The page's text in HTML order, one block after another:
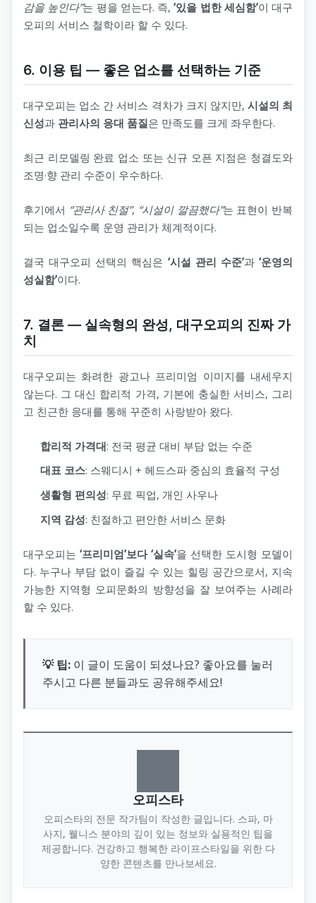
감을 높인다”는 평을 얻는다. 즉,‘있을 법한 세심함’이 대구
오피의 서비스 철학이라 할 수 있다.
6. 이용 팁 ― 좋은 업소를 선택하는 기준
대구오피는 업소 간 서비스 격차가 크지 않지만, 시설의 최
신성과 관리사의 응대 품질은 만족도를 크게 좌우한다.
최근 리모델링 완료 업소 또는 신규 오픈 지점은 청결도와
조명·향 관리 수준이 우수하다.
후기에서 “관리사 친절”, “시설이 깔끔했다”는 표현이 반복
되는 업소일수록 운영 관리가 체계적이다.
결국 대구오피 선택의 핵심은 ‘시설 관리 수준’과‘운영의
성실함’이다.
7. 결론 ― 실속형의 완성, 대구오피의 진짜 가
치
대구오피는 화려한 광고나 프리미엄 이미지를 내세우지
않는다. 그 대신 합리적 가격, 기본에 충실한 서비스, 그리
고 친근한 응대를 통해 꾸준히 사랑받아 왔다.
합리적 가격대: 전국 평균 대비 부담 없는 수준
대표 코스: 스웨디시 + 헤드스파 중심의 효율적 구성
생활형 편의성: 무료 픽업, 개인 사우나
지역 감성: 친절하고 편안한 서비스 문화
대구오피는 ‘프리미엄’보다 ‘실속’을 선택한 도시형 모델이
다. 누구나 부담 없이 즐길 수 있는 힐링 공간으로서, 지속
가능한 지역형 오피문화의 방향성을 잘 보여주는 사례라
할 수 있다.
💡 팁: 이 글이 도움이 되셨나요? 좋아요를 눌러
주시고 다른 분들과도 공유해주세요!
오피스타
오피스타의 전문 작가팀이 작성한 글입니다. 스파, 마
사지, 웰니스 분야의 깊이 있는 정보와 실용적인 팁을
제공합니다. 건강하고 행복한 라이프스타일을 위한 다
양한 콘텐츠를 만나보세요.